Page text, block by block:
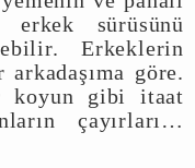
sürüsünü
Erkeklerin
göre.
koyun gibi itaat
çayırları…